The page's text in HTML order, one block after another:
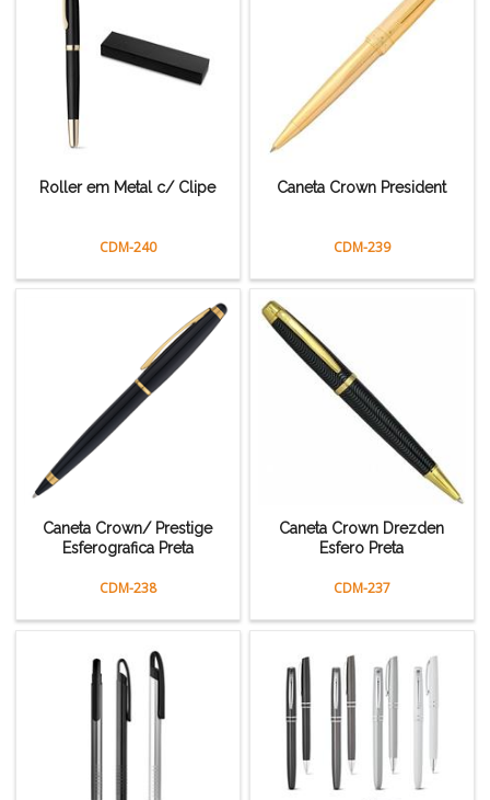
Roller em Metal c/ Clipe
CDM-240
Caneta Crown President
CDM-239
Caneta Crown/ Prestige
Esferografica Preta
CDM-238
Caneta Crown Drezden
Esfero Preta
CDM-237